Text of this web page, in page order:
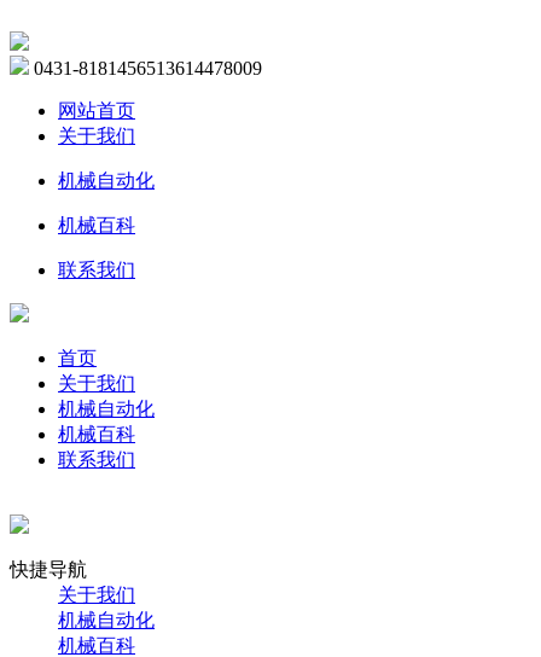
0431-8181456513614478009
网站首页
关于我们
机械自动化
机械百科
联系我们
首页
关于我们
机械自动化
机械百科
联系我们
快捷导航
关于我们
机械自动化
机械百科